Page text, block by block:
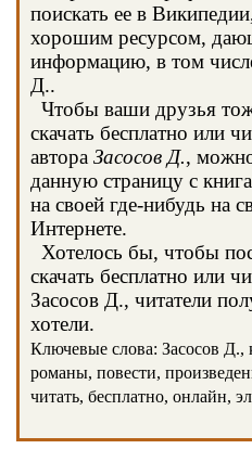
поискать ее в
хорошим ресурсом,
информацию, в том
Д..
Чтобы ваши друзья
скачать бесплатно или
автора Засосов Д.,
данную страницу с
на своей где-нибудь на
Интернете.
Хотелось бы, чтобы
скачать бесплатно или
Засосов Д., читатели
хотели.
Ключевые слова: Засосов Д.,
романы, повести,
читать, бесплатно, онлайн,